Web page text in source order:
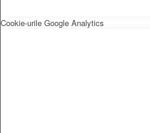
Cookie-urile Google Analytics